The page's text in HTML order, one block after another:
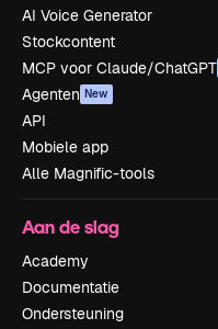
AI Voice Generator
Stockcontent
MCP voor Claude/ChatGPT
Agenten New
API
Mobiele app
Alle Magnific-tools
Aan de slag
Academy
Documentatie
Ondersteuning